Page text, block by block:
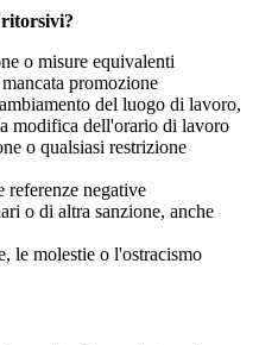
o misure equivalenti
promozione
del luogo di lavoro,
modifica dell'orario di lavoro
o qualsiasi restrizione
referenze negative
o di altra sanzione, anche
le molestie o l'ostracismo